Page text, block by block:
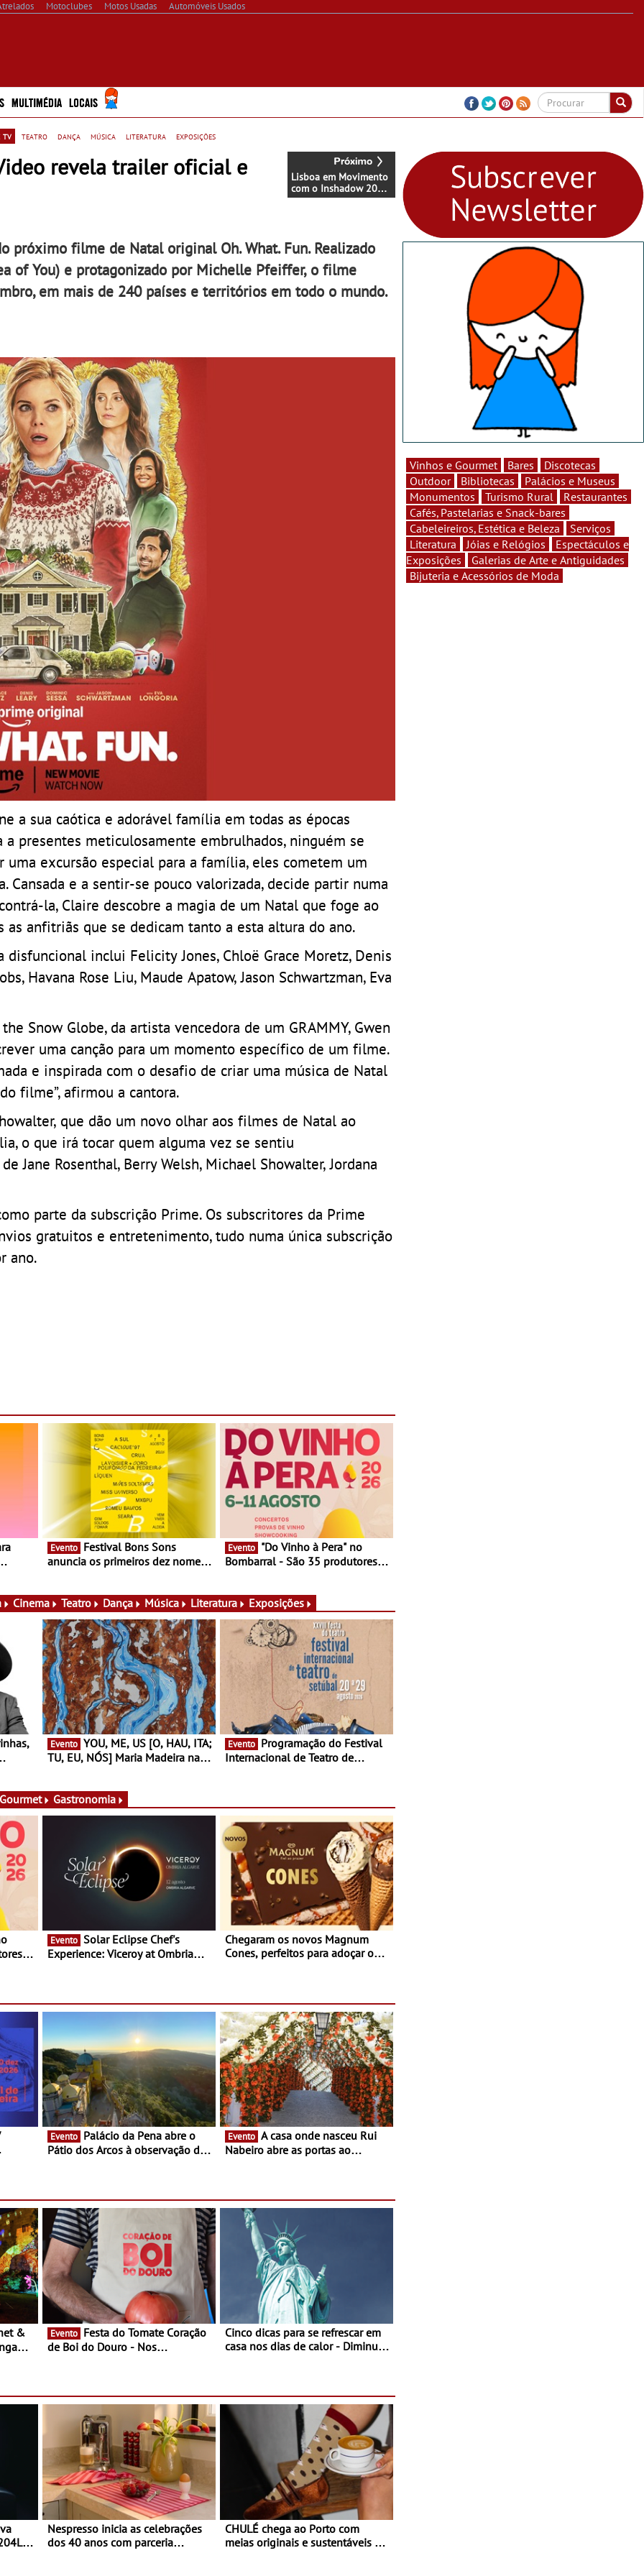
Motoclubes Motos Usadas Automóveis Usados
MULTIMÉDIA LOCAIS
tv teatro dança música literatura exposições
Lisboa em Movimento
com o Inshadow 2025
- O festival que une a
revela trailer oficial e
filme de Natal original Oh. What. Fun. Realizado
of You) e protagonizado por Michelle Pfeiffer, o filme
em mais de 240 países e territórios em todo o mundo.
a sua caótica e adorável família em todas as épocas
presentes meticulosamente embrulhados, ninguém se
uma excursão especial para a família, eles cometem um
Cansada e a sentir-se pouco valorizada, decide partir numa
la, Claire descobre a magia de um Natal que foge ao
anfitriãs que se dedicam tanto a esta altura do ano.
inclui Felicity Jones, Chloë Grace Moretz, Denis
Havana Rose Liu, Maude Apatow, Jason Schwartzman, Eva
Snow Globe, da artista vencedora de um GRAMMY, Gwen
uma canção para um momento específico de um filme.
e inspirada com o desafio de criar uma música de Natal
filme”, afirmou a cantora.
que dão um novo olhar aos filmes de Natal ao
o que irá tocar quem alguma vez se sentiu
Jane Rosenthal, Berry Welsh, Michael Showalter, Jordana
parte da subscrição Prime. Os subscritores da Prime
gratuitos e entretenimento, tudo numa única subscrição
ano.
Evento
anuncia os primeiros dez nomes
Evento
Bombarral - São 35 produtores,
Cinema Teatro Dança Música Literatura Exposições
Evento
TU, EU, NÓS] Maria Madeira na
Evento
Internacional de Teatro de
Gastronomia
Evento
Experience: Viceroy at Ombria
Chegaram os novos Magnum
Cones, perfeitos para adoçar o
Evento
Pátio dos Arcos à observação do
Evento
Nabeiro abre as portas ao
Evento
de Boi do Douro - Nos
Cinco dicas para se refrescar em
casa nos dias de calor - Diminuir
Nespresso inicia as celebrações
dos 40 anos com parceria
CHULÉ chega ao Porto com
meias originais e sustentáveis - A
Vinhos e Gourmet Bares
Discotecas
Outdoor
Bibliotecas
Palácios e Museus
Monumentos
Turismo Rural
Restaurantes
Cafés, Pastelarias e Snack-bares
Cabeleireiros, Estética e Beleza
Serviços
Literatura
Jóias e Relógios
Espectáculos e
Exposições
Galerias de Arte e Antiguidades
Bijuteria e Acessórios de Moda